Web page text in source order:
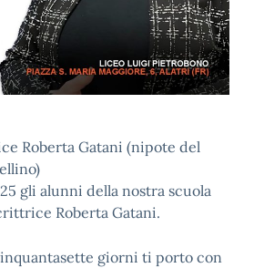
Roberta Gatani (nipote del
gli alunni della nostra scuola
Roberta Gatani.
giorni ti porto con